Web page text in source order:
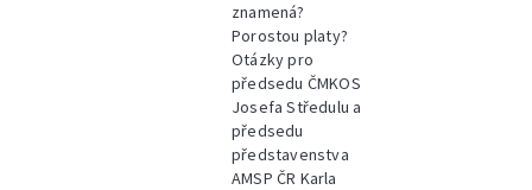
znamená?
Porostou platy?
Otázky pro
předsedu ČMKOS
Josefa Středulu a
předsedu
představenstva
AMSP ČR Karla